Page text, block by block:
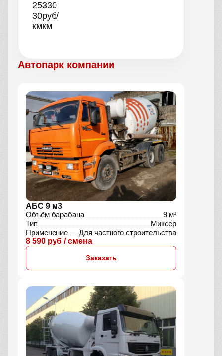
25–
30
км
330
руб/
км
Автопарк компании
АБС 9 м3
Объём барабана
9 м³
Тип
Миксер
Применение
Для частного строительства
8 590 руб / смена
Заказать